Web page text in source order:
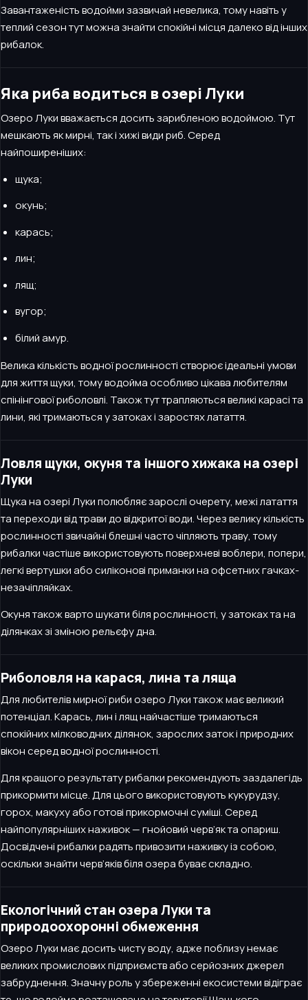
Завантаженість водойми зазвичай невелика, тому навіть у
теплий сезон тут можна знайти спокійні місця далеко від інших
рибалок.
Яка риба водиться в озері Луки
Озеро Луки вважається досить зарибленою водоймою. Тут
мешкають як мирні, так і хижі види риб. Серед
найпоширеніших:
щука;
окунь;
карась;
лин;
лящ;
вугор;
білий амур.
Велика кількість водної рослинності створює ідеальні умови
для життя щуки, тому водойма особливо цікава любителям
спінінгової риболовлі. Також тут трапляються великі карасі та
лини, які тримаються у затоках і заростях латаття.
Ловля щуки, окуня та іншого хижака на озері
Луки
Щука на озері Луки полюбляє зарослі очерету, межі латаття
та переходи від трави до відкритої води. Через велику кількість
рослинності звичайні блешні часто чіпляють траву, тому
рибалки частіше використовують поверхневі воблери, попери,
легкі вертушки або силіконові приманки на офсетних гачках-
незачіпляйках.
Окуня також варто шукати біля рослинності, у затоках та на
ділянках зі зміною рельєфу дна.
Риболовля на карася, лина та ляща
Для любителів мирної риби озеро Луки також має великий
потенціал. Карась, лин і лящ найчастіше тримаються
спокійних мілководних ділянок, зарослих заток і природних
вікон серед водної рослинності.
Для кращого результату рибалки рекомендують заздалегідь
прикормити місце. Для цього використовують кукурудзу,
горох, макуху або готові прикормочні суміші. Серед
найпопулярніших наживок — гнойовий черв’як та опариш.
Досвідчені рибалки радять привозити наживку із собою,
оскільки знайти черв’яків біля озера буває складно.
Екологічний стан озера Луки та
природоохоронні обмеження
Озеро Луки має досить чисту воду, адже поблизу немає
великих промислових підприємств або серйозних джерел
забруднення. Значну роль у збереженні екосистеми відіграє